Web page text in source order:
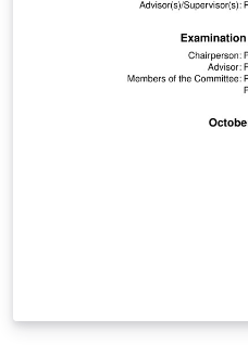
perspectiva, de num futuro
todos os beneficiários do
com condições dignas de
preocupação é ajudar quem